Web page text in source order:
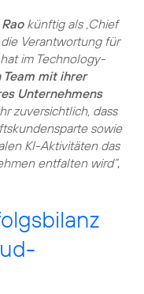
künftig als ‚Chief
Verantwortung für
im Technology-
mit ihrer
Unternehmens
zuversichtlich, dass
sowie
KI-Aktivitäten das
entfalten wird“,